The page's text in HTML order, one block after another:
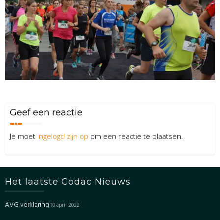
Geef een reactie
Je moet ingelogd zijn op om een reactie te plaatsen.
Het laatste Codac Nieuws
AVG verklaring 10 april 2022